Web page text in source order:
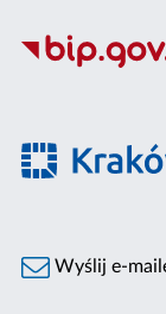
Wyślij e-